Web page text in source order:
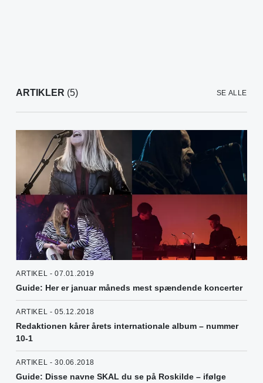
ARTIKLER (5) SE ALLE
ARTIKEL - 07.01.2019
Guide: Her er januar måneds mest spændende koncerter
ARTIKEL - 05.12.2018
Redaktionen kårer årets internationale album – nummer
10-1
ARTIKEL - 30.06.2018
Guide: Disse navne SKAL du se på Roskilde – ifølge